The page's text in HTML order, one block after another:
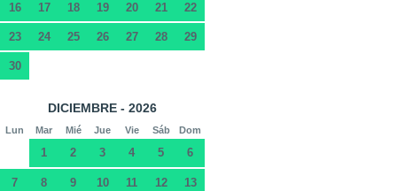
16 17 18 19 20 21 22
23 24 25 26 27 28 29
30
DICIEMBRE - 2026
Lun Mar Mié Jue Vie Sáb Dom
1 2 3 4 5 6
7 8 9 10 11 12 13